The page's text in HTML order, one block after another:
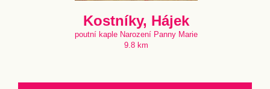
Kostníky, Hájek
poutní kaple Narození Panny Marie
9.8 km